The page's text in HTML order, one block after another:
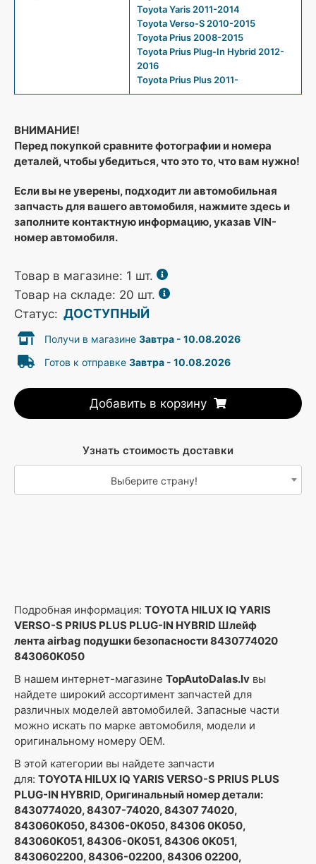
Toyota Yaris 2011-2014
Toyota Verso-S 2010-2015
Toyota Prius 2008-2015
Toyota Prius Plug-In Hybrid 2012-
2016
Toyota Prius Plus 2011-
ВНИМАНИЕ!
Перед покупкой сравните фотографии и номера
деталей, чтобы убедиться, что это то, что вам нужно!
Если вы не уверены, подходит ли автомобильная
запчасть для вашего автомобиля, нажмите здесь и
заполните контактную информацию, указав VIN-
номер автомобиля.
Товар в магазине: 1 шт.
Товар на складе: 20 шт.
Статус: ДОСТУПНЫЙ
Получи в магазине Завтра - 10.08.2026
Готов к отправке Завтра - 10.08.2026
Добавить в корзину
Узнать стоимость доставки
Выберите страну!
Подробная информация: TOYOTA HILUX IQ YARIS
VERSO-S PRIUS PLUS PLUG-IN HYBRID Шлейф
лента airbag подушки безопасности 8430774020
843060K050
В нашем интернет-магазине TopAutoDalas.lv вы
найдете широкий ассортимент запчастей для
различных моделей автомобилей. Запасные части
можно искать по марке автомобиля, модели и
оригинальному номеру OEM.
В этой категории вы найдете запчасти
для: TOYOTA HILUX IQ YARIS VERSO-S PRIUS PLUS
PLUG-IN HYBRID, Оригинальный номер детали:
8430774020, 84307-74020, 84307 74020,
843060K050, 84306-0K050, 84306 0K050,
843060K051, 84306-0K051, 84306 0K051,
8430602200, 84306-02200, 84306 02200,